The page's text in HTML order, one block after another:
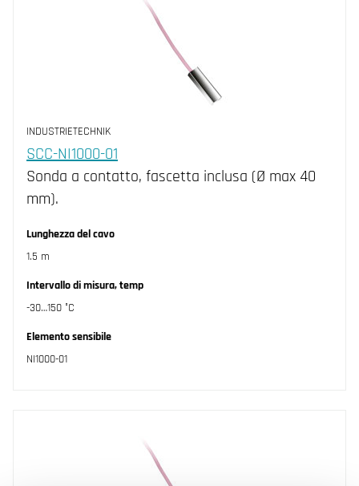
INDUSTRIETECHNIK
SCC-NI1000-01
Sonda a contatto, fascetta inclusa (Ø max 40
mm).
Lunghezza del cavo
1.5 m
Intervallo di misura, temp
-30…150 °C
Elemento sensibile
NI1000-01